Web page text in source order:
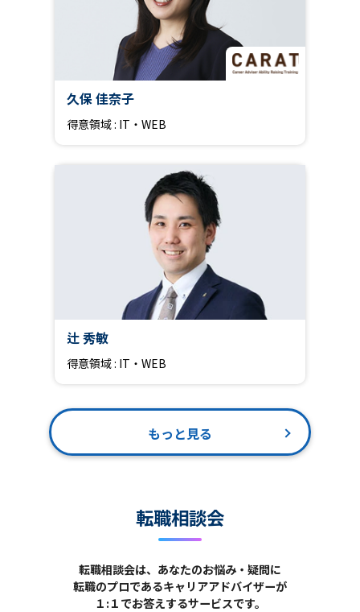
久保 佳奈子
得意領域 : IT・WEB
辻 秀敏
得意領域 : IT・WEB
もっと見る
転職相談会
転職相談会は、あなたのお悩み・疑問に
転職のプロであるキャリアアドバイザーが
１:１でお答えするサービスです。